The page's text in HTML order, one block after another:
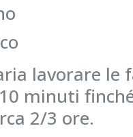
lavorare le
minuti
2/3 ore.